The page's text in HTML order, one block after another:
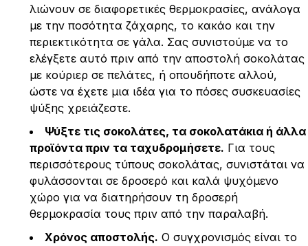
λιώνουν σε διαφορετικές θερμοκρασίες, ανάλογα
με την ποσότητα ζάχαρης, το κακάο και την
περιεκτικότητα σε γάλα. Σας συνιστούμε να το
ελέγξετε αυτό πριν από την αποστολή σοκολάτας
με κούριερ σε πελάτες, ή οπουδήποτε αλλού,
ώστε να έχετε μια ιδέα για το πόσες συσκευασίες
ψύξης χρειάζεστε.
Ψύξτε τις σοκολάτες, τα σοκολατάκια ή άλλα
προϊόντα πριν τα ταχυδρομήσετε. Για τους
περισσότερους τύπους σοκολάτας, συνιστάται να
φυλάσσονται σε δροσερό και καλά ψυχόμενο
χώρο για να διατηρήσουν τη δροσερή
θερμοκρασία τους πριν από την παραλαβή.
Χρόνος αποστολής. Ο συγχρονισμός είναι το